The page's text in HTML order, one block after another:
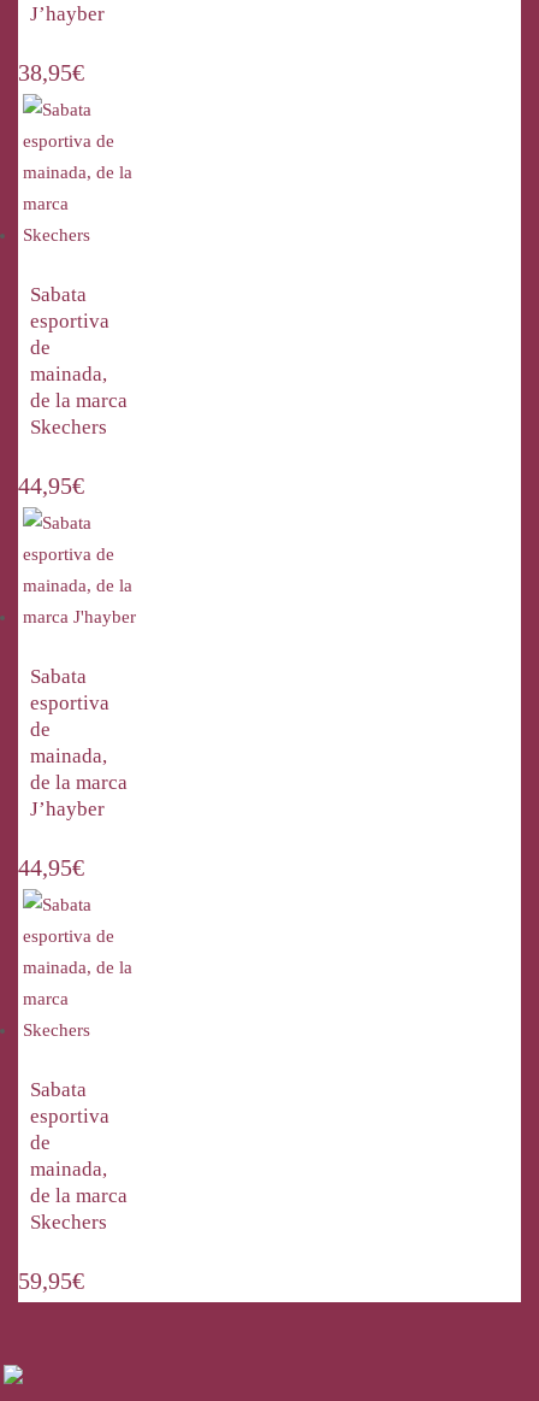
J’hayber
38,95€
Sabata
esportiva
de
mainada,
de la marca
Skechers
44,95€
Sabata
esportiva
de
mainada,
de la marca
J’hayber
44,95€
Sabata
esportiva
de
mainada,
de la marca
Skechers
59,95€